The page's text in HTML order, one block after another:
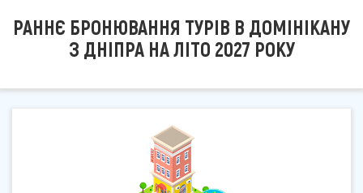
РАННЄ БРОНЮВАННЯ ТУРІВ В ДОМІНІКАНУ
З ДНІПРА НА ЛІТО 2027 РОКУ